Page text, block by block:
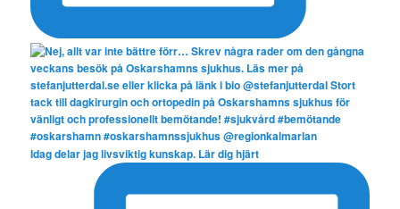
Idag delar jag livsviktig kunskap. Lär dig hjärt